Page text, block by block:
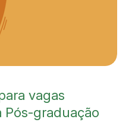
vagas
Pós-graduação